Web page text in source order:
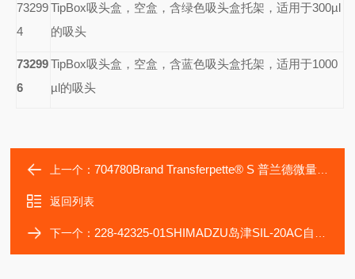
73299
4
TipBox吸头盒，空盒，含绿色吸头盒托架，适用于300µl
的吸头
73299
6
TipBox吸头盒，空盒，含蓝色吸头盒托架，适用于1000
µl的吸头
上一个：704780Brand Transferpette® S 普兰德微量移液器
返回列表
下一个： 228-42325-01SHIMADZU岛津SIL-20AC自动进样器配件